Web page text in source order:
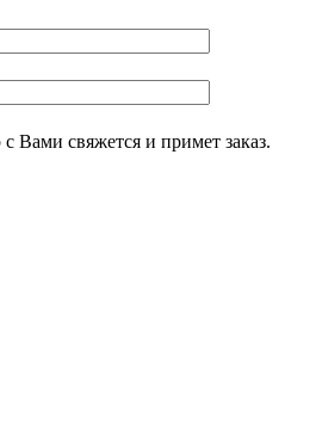
Вами свяжется и примет заказ.